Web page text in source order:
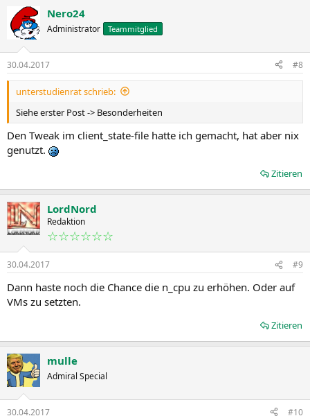
Nero24
Administrator Teammitglied
30.04.2017 #8
unterstudienrat schrieb:
Siehe erster Post -> Besonderheiten
Den Tweak im client_state-file hatte ich gemacht, hat aber nix
genutzt.
Zitieren
LordNord
Redaktion
☆☆☆☆☆☆
30.04.2017 #9
Dann haste noch die Chance die n_cpu zu erhöhen. Oder auf
VMs zu setzten.
Zitieren
mulle
Admiral Special
30.04.2017 #10